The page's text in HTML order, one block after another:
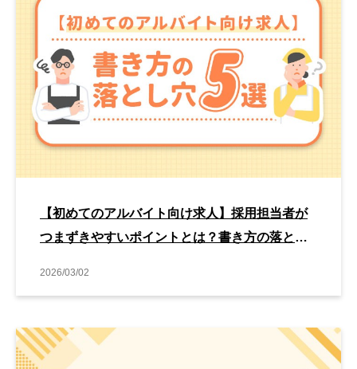
【初めてのアルバイト向け求人】採用担当者が
つまずきやすいポイントとは？書き方の落とし
2026/03/02